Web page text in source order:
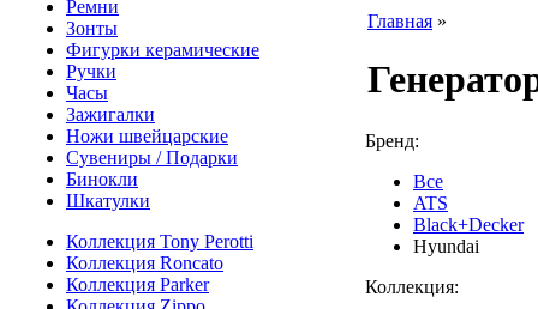
Ремни
Зонты
Фигурки керамические
Ручки
Часы
Зажигалки
Ножи швейцарские
Сувениры / Подарки
Бинокли
Шкатулки
Коллекция Tony Perotti
Коллекция Roncato
Коллекция Parker
Главная »
Бренд:
Все
ATS
Black+Decker
Hyundai
Коллекция: